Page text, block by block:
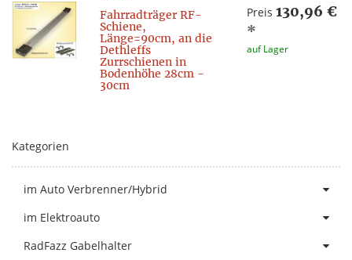
Fahrradträger RF-
Schiene,
Länge=90cm, an die
Dethleffs
Zurrschienen in
Bodenhöhe 28cm -
30cm
Preis 130,96 €
*
auf Lager
Kategorien
im Auto Verbrenner/Hybrid
im Elektroauto
RadFazz Gabelhalter